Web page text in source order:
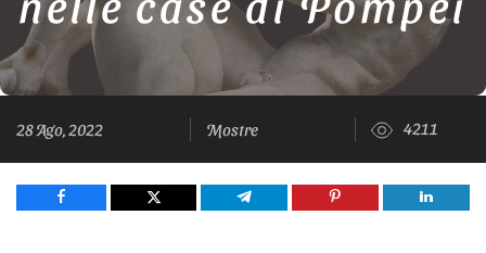
28 Ago, 2022 Mostre 4211